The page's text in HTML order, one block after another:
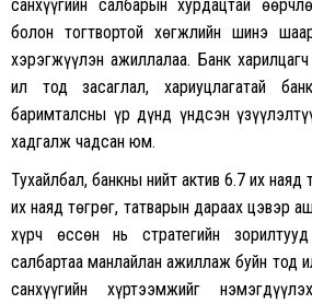
санхүүгийн салбарын хурдацтай
болон тогтвортой хөгжлийн шинэ
хэрэгжүүлэн ажиллалаа. Банк
ил тод засаглал, хариуцлагатай
баримталсны үр дүнд үндсэн
хадгалж чадсан юм.
Тухайлбал, банкны нийт актив 6.7 их наяд
их наяд төгрөг, татварын дараах цэвэр
хүрч өссөн нь стратегийн
салбартаа манлайлан ажиллаж буйн тод
санхүүгийн хүртээмжийг